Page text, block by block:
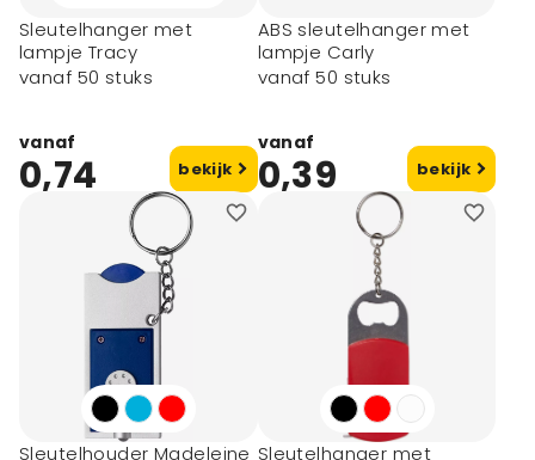
Sleutelhanger met
lampje Tracy
vanaf 50 stuks
vanaf
0,74 bekijk
ABS sleutelhanger met
lampje Carly
vanaf 50 stuks
vanaf
0,39 bekijk
Sleutelhouder Madeleine Sleutelhanger met